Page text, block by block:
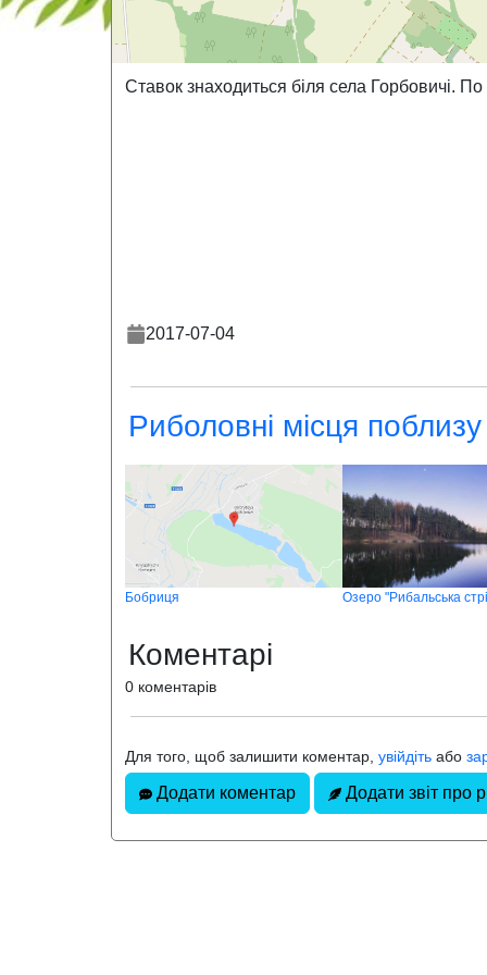
Ставок знаходиться біля села Горбовичі.
2017-07-04
Риболовні місця поблизу
Бобриця Озеро "Рибальська
Коментарі
0 коментарів
Для того, щоб залишити коментар, увійдіть або
Додати коментар Додати звіт про